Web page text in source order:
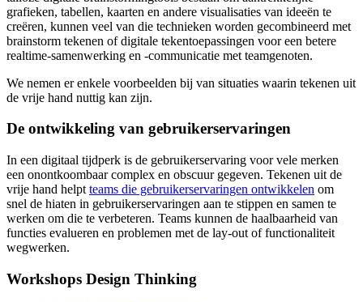
grafieken, tabellen, kaarten en andere visualisaties van ideeën te
creëren, kunnen veel van die technieken worden gecombineerd met
brainstorm tekenen of digitale tekentoepassingen voor een betere
realtime-samenwerking en -communicatie met teamgenoten.
We nemen er enkele voorbeelden bij van situaties waarin tekenen uit
de vrije hand nuttig kan zijn.
De ontwikkeling van gebruikerservaringen
In een digitaal tijdperk is de gebruikerservaring voor vele merken
een onontkoombaar complex en obscuur gegeven. Tekenen uit de
vrije hand helpt teams die gebruikerservaringen ontwikkelen om
snel de hiaten in gebruikerservaringen aan te stippen en samen te
werken om die te verbeteren. Teams kunnen de haalbaarheid van
functies evalueren en problemen met de lay-out of functionaliteit
wegwerken.
Workshops Design Thinking